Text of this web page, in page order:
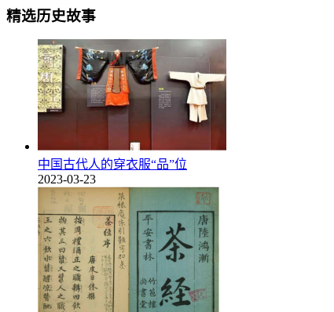
精选历史故事
中国古代人的穿衣服“品”位
2023-03-23